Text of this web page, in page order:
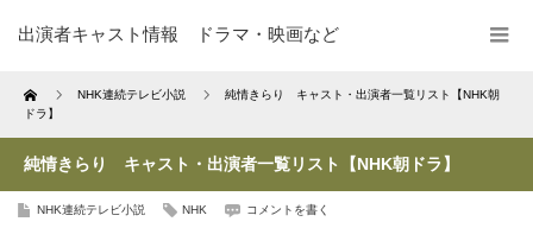
出演者キャスト情報 ドラマ・映画など
Home NHK連続テレビ小説
純情きらり キャスト・出演者一覧リスト【NHK朝
ドラ】
純情きらり キャスト・出演者一覧リスト【NHK朝ドラ】
NHK連続テレビ小説 NHK コメントを書く